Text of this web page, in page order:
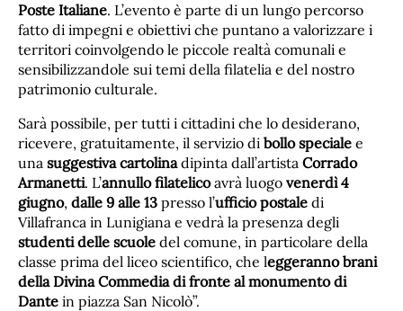
Poste Italiane. L’evento è parte di un lungo percorso
fatto di impegni e obiettivi che puntano a valorizzare i
territori coinvolgendo le piccole realtà comunali e
sensibilizzandole sui temi della filatelia e del nostro
patrimonio culturale.
Sarà possibile, per tutti i cittadini che lo desiderano,
ricevere, gratuitamente, il servizio di bollo speciale e
una suggestiva cartolinadipinta dall’artista Corrado
Armanetti. L’annullo filatelicoavrà luogo venerdì 4
giugno, dalle 9 alle 13 presso l’ufficio postale di
Villafranca in Lunigiana e vedrà la presenza degli
studenti delle scuole del comune, in particolare della
classe prima del liceo scientifico, che leggeranno brani
della Divina Commedia di fronte al monumento di
Dante in piazza San Nicolò”.